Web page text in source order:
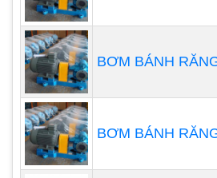
Bất cứ khi nào máy bơm hoạt
chất lỏng sẽ tăng từ đầu vào
đầu ra của nó. Sự thay đổi của
lỏng đi khắp hệ thống.
BƠM BÁNH
BƠM BÁNH